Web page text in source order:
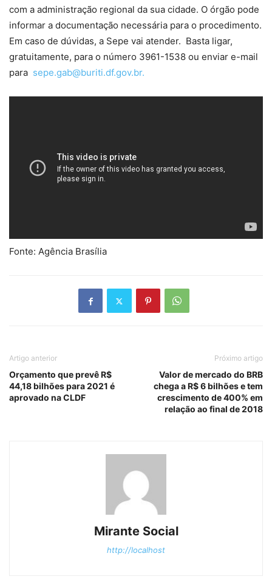
com a administração regional da sua cidade. O órgão pode
informar a documentação necessária para o procedimento.
Em caso de dúvidas, a Sepe vai atender. Basta ligar,
gratuitamente, para o número 3961-1538 ou enviar e-mail
para sepe.gab@buriti.df.gov.br.
Fonte: Agência Brasília
Artigo anterior
Orçamento que prevê R$
44,18 bilhões para 2021 é
aprovado na CLDF
Próximo artigo
Valor de mercado do BRB
chega a R$ 6 bilhões e tem
crescimento de 400% em
relação ao final de 2018
Mirante Social
http://localhost